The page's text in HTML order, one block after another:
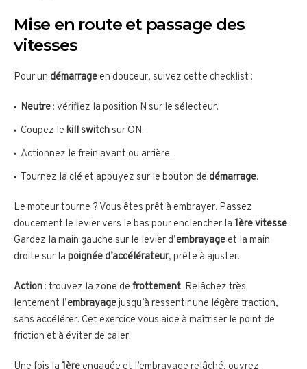
Mise en route et passage des
vitesses
Pour un démarrage en douceur, suivez cette checklist :
Neutre : vérifiez la position N sur le sélecteur.
Coupez le kill switch sur ON.
Actionnez le frein avant ou arrière.
Tournez la clé et appuyez sur le bouton de démarrage.
Le moteur tourne ? Vous êtes prêt à embrayer. Passez
doucement le levier vers le bas pour enclencher la 1ère vitesse.
Gardez la main gauche sur le levier d’embrayage et la main
droite sur la poignée d’accélérateur, prête à ajuster.
Action : trouvez la zone de frottement. Relâchez très
lentement l’embrayagejusqu’à ressentir une légère traction,
sans accélérer. Cet exercice vous aide à maîtriser le point de
friction et à éviter de caler.